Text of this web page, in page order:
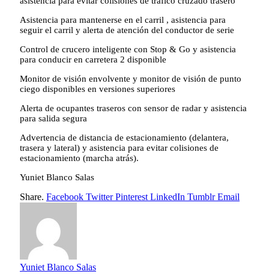
Asistencia para mantenerse en el carril , asistencia para
seguir el carril y alerta de atención del conductor de serie
Control de crucero inteligente con Stop & Go y asistencia
para conducir en carretera 2 disponible
Monitor de visión envolvente y monitor de visión de punto
ciego disponibles en versiones superiores
Alerta de ocupantes traseros con sensor de radar y asistencia
para salida segura
Advertencia de distancia de estacionamiento (delantera,
trasera y lateral) y asistencia para evitar colisiones de
estacionamiento (marcha atrás).
Yuniet Blanco Salas
Share. Facebook Twitter Pinterest LinkedIn Tumblr Email
Yuniet Blanco Salas